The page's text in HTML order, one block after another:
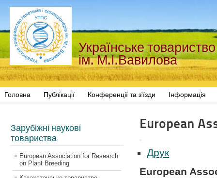
Українське товариство
ім. М.І.Вавилова
Головна Публікації Конференції та з'їзди Інформація
Зарубіжні наукові
товариства
European Association for Research
on Plant Breeding
European
Друк
European